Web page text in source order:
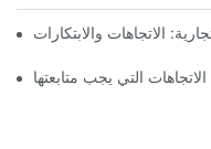
الاتجاهات والابتكارات
التي يجب متابعتها